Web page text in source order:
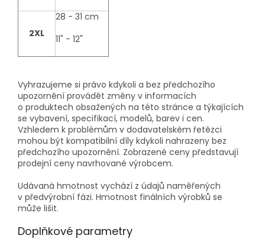
2XL
28 - 31 cm
11" - 12"
Vyhrazujeme si právo kdykoli a bez předchozího
upozornění provádět změny v informacích
o produktech obsažených na této stránce a týkajících
se vybavení, specifikací, modelů, barev i cen.
Vzhledem k problémům v dodavatelském řetězci
mohou být kompatibilní díly kdykoli nahrazeny bez
předchozího upozornění. Zobrazené ceny představují
prodejní ceny navrhované výrobcem.
Udávaná hmotnost vychází z údajů naměřených
v předvýrobní fázi. Hmotnost finálních výrobků se
může lišit.
Doplňkové parametry